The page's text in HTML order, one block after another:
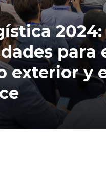
2024:
para
exterior y